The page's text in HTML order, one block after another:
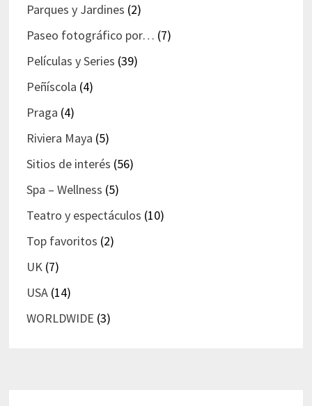
Parques y Jardines (2)
Paseo fotográfico por… (7)
Películas y Series (39)
Peñíscola (4)
Praga (4)
Riviera Maya (5)
Sitios de interés (56)
Spa – Wellness (5)
Teatro y espectáculos (10)
Top favoritos (2)
UK(7)
USA(14)
WORLDWIDE (3)